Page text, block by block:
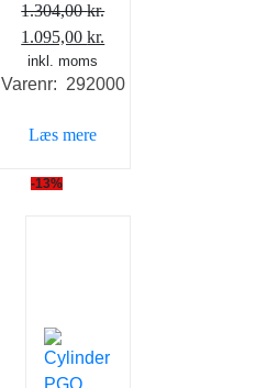
1.304,00kr.
Den
oprindelige
pris
1.304,00 kr..
1.095,00kr.
pris
inkl. moms
Varenr: 292000
Læs mere
-13%